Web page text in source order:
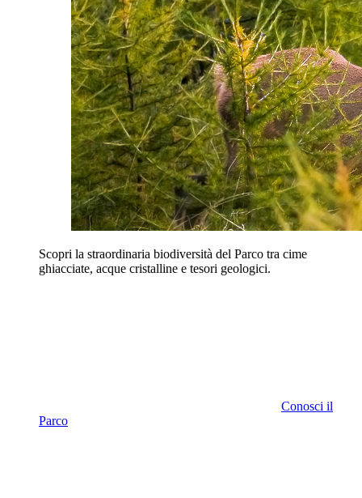
Scopri la straordinaria biodiversità del Parco tra cime
ghiacciate, acque cristalline e tesori geologici.
Conosci il
Parco